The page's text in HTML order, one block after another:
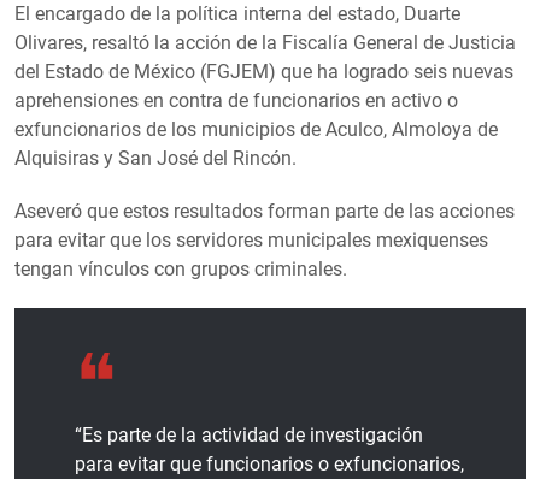
El encargado de la política interna del estado, Duarte
Olivares, resaltó la acción de la Fiscalía General de Justicia
del Estado de México (FGJEM) que ha logrado seis nuevas
aprehensiones en contra de funcionarios en activo o
exfuncionarios de los municipios de Aculco, Almoloya de
Alquisiras y San José del Rincón.
Aseveró que estos resultados forman parte de las acciones
para evitar que los servidores municipales mexiquenses
tengan vínculos con grupos criminales.
“Es parte de la actividad de investigación
para evitar que funcionarios o exfuncionarios,